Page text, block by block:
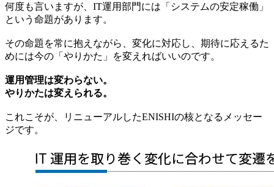
何度も言いますが、IT運用部門には「システムの安定稼働」
という命題があります。
その命題を常に抱えながら、変化に対応し、期待に応えるた
めには今の「やりかた」を変えればいいのです。
運用管理は変わらない。
やりかたは変えられる。
これこそが、リニューアルしたENISHIの核となるメッセー
ジです。